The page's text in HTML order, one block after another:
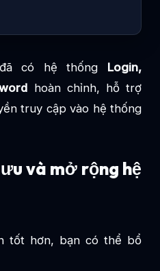
có hệ thống Login,
hoàn chỉnh, hỗ trợ
truy cập vào hệ thống
và mở rộng hệ
tốt hơn, bạn có thể bổ